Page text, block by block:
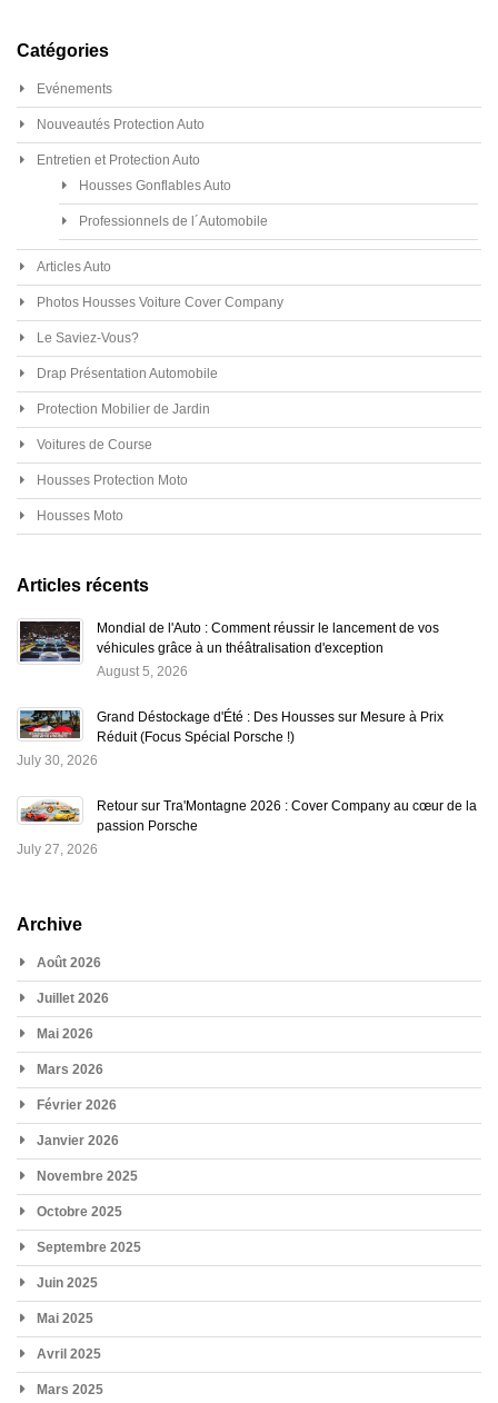
Catégories
Evénements
Nouveautés Protection Auto
Entretien et Protection Auto
Housses Gonflables Auto
Professionnels de l´Automobile
Articles Auto
Photos Housses Voiture Cover Company
Le Saviez-Vous?
Drap Présentation Automobile
Protection Mobilier de Jardin
Voitures de Course
Housses Protection Moto
Housses Moto
Articles récents
Mondial de l'Auto : Comment réussir le lancement de vos
véhicules grâce à un théâtralisation d'exception
August 5, 2026
Grand Déstockage d'Été : Des Housses sur Mesure à Prix
Réduit (Focus Spécial Porsche !)
July 30, 2026
Retour sur Tra'Montagne 2026 : Cover Company au cœur de la
passion Porsche
July 27, 2026
Archive
Août 2026
Juillet 2026
Mai 2026
Mars 2026
Février 2026
Janvier 2026
Novembre 2025
Octobre 2025
Septembre 2025
Juin 2025
Mai 2025
Avril 2025
Mars 2025